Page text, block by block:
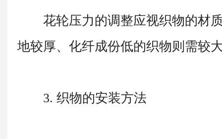
花轮压力的调整应视织物的材质
地较厚、化纤成份低的织物则需较
3. 织物的安装方法